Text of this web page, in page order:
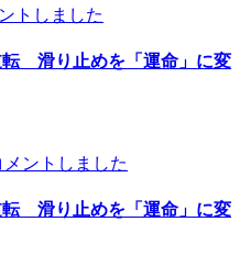
トしました
転 滑り止めを「運命」に変
ントしました
転 滑り止めを「運命」に変